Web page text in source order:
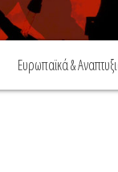
Ευρωπαϊκά &